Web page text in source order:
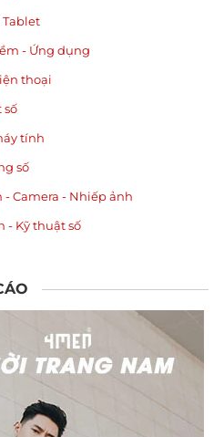
Tablet
- Ứng dụng
thoại
số
tính
số
- Camera - Nhiếp ảnh
- Kỹ thuật số